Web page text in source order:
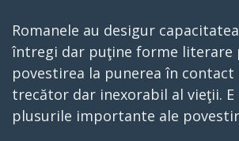
Romanele au desigur
întregi dar puţine forme literare
povestirea la punerea în
trecător dar inexorabil al vieţii. E
plusurile importante ale